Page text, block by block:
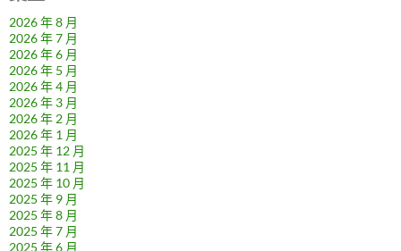
2026 年 8 月
2026 年 7 月
2026 年 6 月
2026 年 5 月
2026 年 4 月
2026 年 3 月
2026 年 2 月
2026 年 1 月
2025 年 12 月
2025 年 11 月
2025 年 10 月
2025 年 9 月
2025 年 8 月
2025 年 7 月
2025 年 6 月